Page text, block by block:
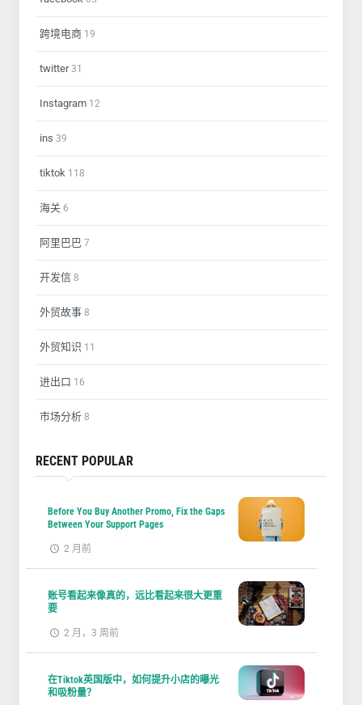
跨境电商 19
twitter31
Instagram 12
ins 39
tiktok 118
海关 6
阿里巴巴 7
开发信 8
外贸故事 8
外贸知识 11
进出口 16
市场分析 8
RECENT POPULAR
Before You Buy Another Promo, Fix the Gaps
Between Your Support Pages
2 月前
账号看起来像真的，远比看起来很大更重
要
2 月，3 周前
在Tiktok英国版中，如何提升小店的曝光
和吸粉量？